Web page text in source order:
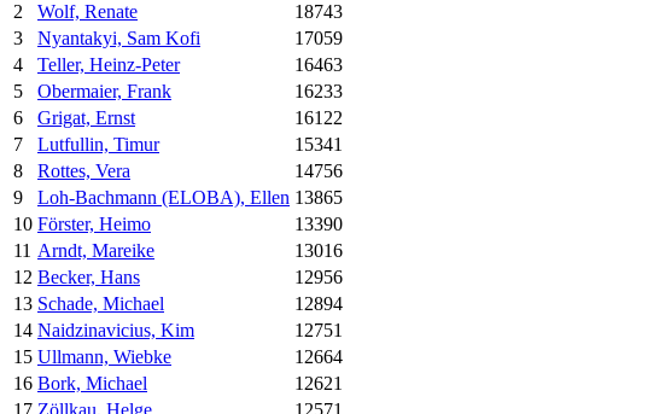
2
Wolf, Renate
18743
3
Nyantakyi, Sam Kofi
17059
4
Teller, Heinz-Peter
16463
5
Obermaier, Frank
16233
6
Grigat, Ernst
16122
7
Lutfullin, Timur
15341
8
Rottes, Vera
14756
9
Loh-Bachmann (ELOBA), Ellen 13865
10 Förster, Heimo
13390
11 Arndt, Mareike
13016
12 Becker, Hans
12956
13 Schade, Michael
12894
14 Naidzinavicius, Kim
12751
15 Ullmann, Wiebke
12664
16 Bork, Michael
12621